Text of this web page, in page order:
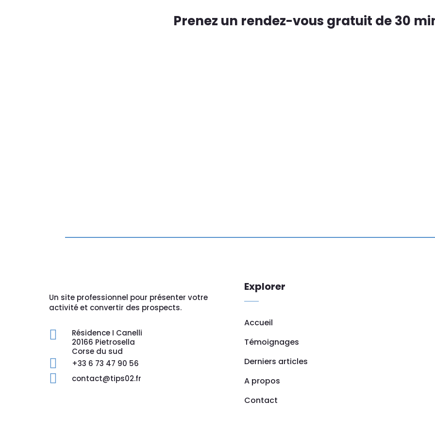
Prenez un rendez-vous gratuit de 30
Un site professionnel pour présenter votre
activité et convertir des prospects.

Résidence I Canelli
20166 Pietrosella
Corse du sud
 +33 6 73 47 90 56
 contact@tips02.fr
Explorer
Accueil
Témoignages
Derniers articles
A propos
Contact